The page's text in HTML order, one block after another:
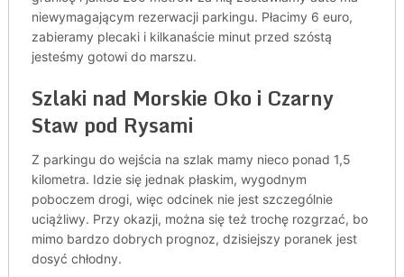
niewymagającym rezerwacji parkingu. Płacimy 6 euro,
zabieramy plecaki i kilkanaście minut przed szóstą
jesteśmy gotowi do marszu.
Szlaki nad Morskie Oko i Czarny
Staw pod Rysami
Z parkingu do wejścia na szlak mamy nieco ponad 1,5
kilometra. Idzie się jednak płaskim, wygodnym
poboczem drogi, więc odcinek nie jest szczególnie
uciążliwy. Przy okazji, można się też trochę rozgrzać, bo
mimo bardzo dobrych prognoz, dzisiejszy poranek jest
dosyć chłodny.